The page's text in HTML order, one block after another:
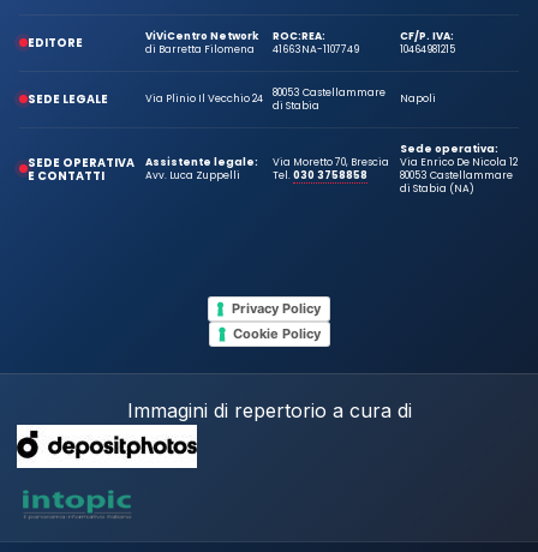
EDITORE
ViViCentro Network
di Barretta Filomena
ROC:
41663
REA:
NA-1107749
CF/P. IVA:
10464981215
SEDE LEGALE Via Plinio Il Vecchio 24
80053 Castellammare
di Stabia
Napoli
SEDE OPERATIVA
E CONTATTI
Assistente legale:
Avv. Luca Zuppelli
Via Moretto 70, Brescia
Tel.030 3758858
Sede operativa:
Via Enrico De Nicola 12
80053 Castellammare
di Stabia (NA)
Privacy Policy
Cookie Policy
Immagini di repertorio a cura di